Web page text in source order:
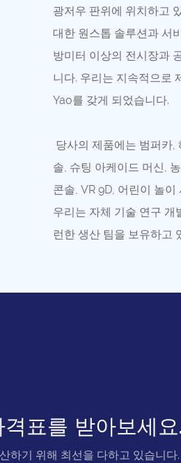
광저우 판위에 위치하고
대한 원스톱 솔루션과 서
방미터 이상의 전시장과
니다. 우리는 지속적으로
Yao를 갖게 되었습니다.
당사의 제품에는 범퍼카,
솔, 슈팅 아케이드 머신,
콘솔, VR 9D, 어린이 놀
우리는 자체 기술 연구 개
런한 생산 팀을 보유하고
표를 받아보세
기 위해 최선을 다하고 있습니